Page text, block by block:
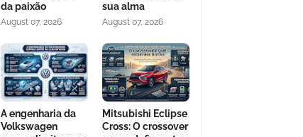
da paixão
August 07, 2026
sua alma
August 07, 2026
A engenharia da
Volkswagen
Mitsubishi Eclipse
Cross: O crossover